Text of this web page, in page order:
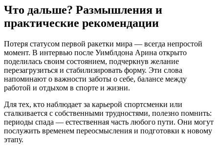
Что дальше? Размышления и
практические рекомендации
Потеря статусом первой ракетки мира — всегда непростой
момент. В интервью после Уимблдона Арина открыто
поделилась своим состоянием, подчеркнув желание
перезагрузиться и стабилизировать форму. Эти слова
напоминают о важности заботы о себе, балансе между
работой и отдыхом в спорте и жизни.
Для тех, кто наблюдает за карьерой спортсменки или
сталкивается с собственными трудностями, полезно помнить:
периоды спада — естественная часть любого пути. Они могут
послужить временем переосмысления и подготовки к новому
этапу.